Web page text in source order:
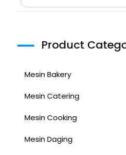
Product
Mesin Bakery
Mesin Catering
Mesin Cooking
Mesin Daging